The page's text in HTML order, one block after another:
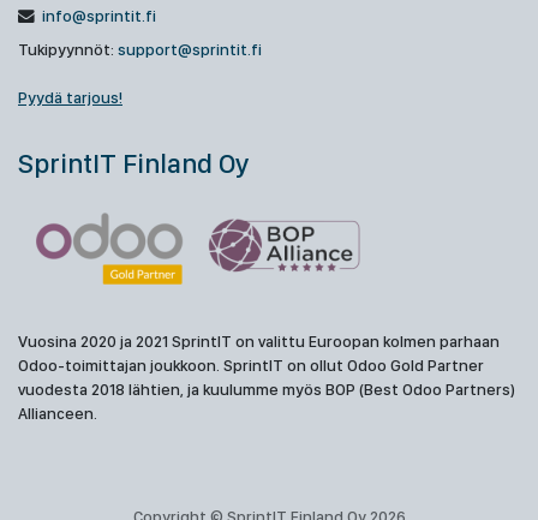
info@sprintit.fi
Tukipyynnöt: support@sprintit.fi
Pyydä tarjous!
SprintIT Finland Oy
Vuosina 2020 ja 2021 SprintIT on valittu Euroopan kolmen parhaan
Odoo-toimittajan joukkoon. SprintIT on ollut Odoo Gold Partner
vuodesta 2018 lähtien, ja kuulumme myös BOP (Best Odoo Partners)
Allianceen.
Copyright © SprintIT Finland Oy 2026